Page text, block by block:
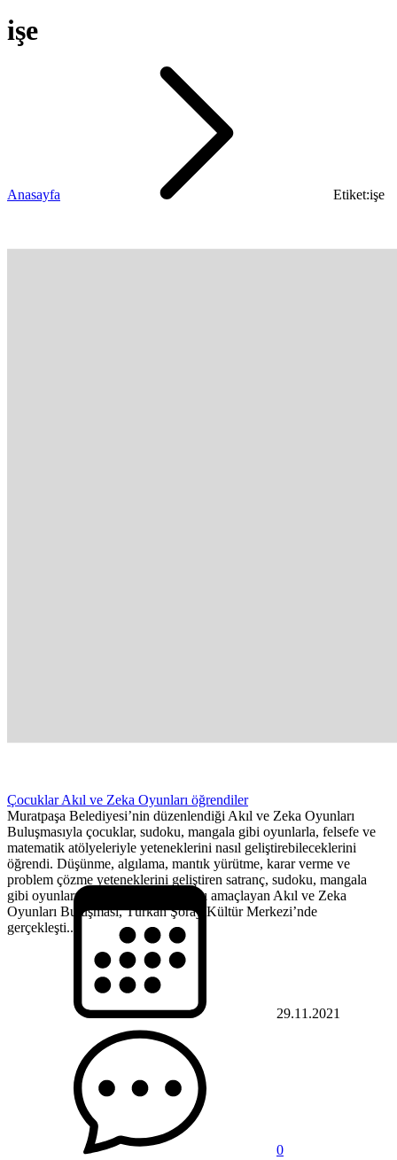
işe
Anasayfa Etiket:işe
Çocuklar Akıl ve Zeka Oyunları öğrendiler
Muratpaşa Belediyesi’nin düzenlendiği Akıl ve Zeka Oyunları
Buluşmasıyla çocuklar, sudoku, mangala gibi oyunlarla, felsefe ve
matematik atölyeleriyle yeteneklerini nasıl geliştirebileceklerini
öğrendi. Düşünme, algılama, mantık yürütme, karar verme ve
problem çözme yeteneklerini geliştiren satranç, sudoku, mangala
gibi oyunları çocuklarla tanıştırmayı amaçlayan Akıl ve Zeka
Oyunları Buluşması, Türkan Şoray Kültür Merkezi’nde
gerçekleşti....
29.11.2021
0